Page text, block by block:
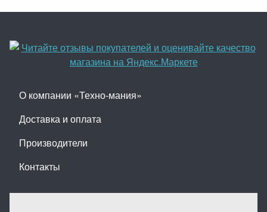
О компании «Техно-мания»
Доставка и оплата
Производители
Контакты